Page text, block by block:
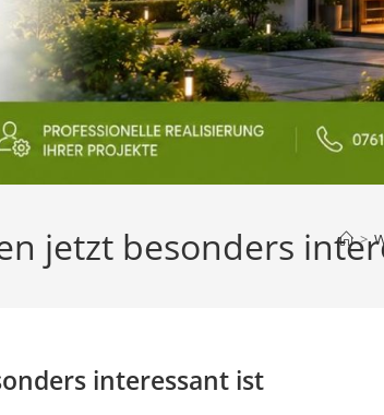
jetzt besonders >
interessant ist